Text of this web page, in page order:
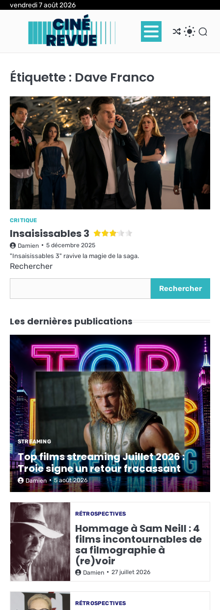
Skipvendredi 7 août 2026
Étiquette : Dave Franco
CRITIQUE
Insaisissables 3
Damien 5 décembre 2025
"Insaisissables 3" ravive la magie de la saga.
Rechercher
Rechercher
Les dernières publications
STREAMING
Top films streaming Juillet 2026 :
Troie signe un retour fracassant
Damien 5 août 2026
RÉTROSPECTIVES
Hommage à Sam Neill : 4
films incontournables de
sa filmographie à
(re)voir
Damien 27 juillet 2026
RÉTROSPECTIVES